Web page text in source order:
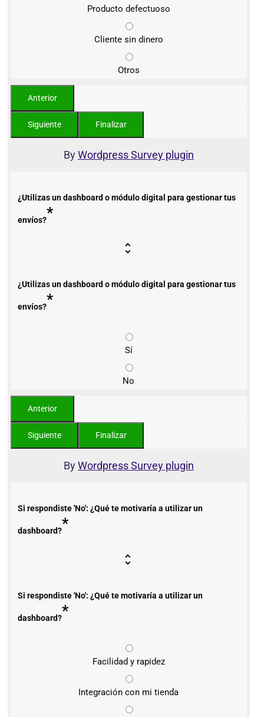
Producto defectuoso
Cliente sin dinero
Otros
ByWordpress Survey plugin
¿Utilizas un dashboard o módulo digital para gestionar tus
envíos?*
¿Utilizas un dashboard o módulo digital para gestionar tus
envíos?*
Sí
No
ByWordpress Survey plugin
Si respondiste 'No': ¿Qué te motivaría a utilizar un
dashboard?*
Si respondiste 'No': ¿Qué te motivaría a utilizar un
dashboard?*
Facilidad y rapidez
Integración con mi tienda